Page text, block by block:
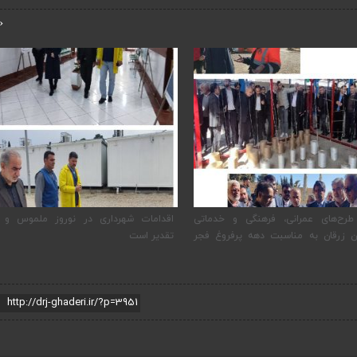
طرح‌های عمرانی، فرهنگی و خدماتی
زرقان به مناسبت دهه پرفروغ فجر
اقدامات شهرداری در نوروز ملموس و
تقدیر است
‹